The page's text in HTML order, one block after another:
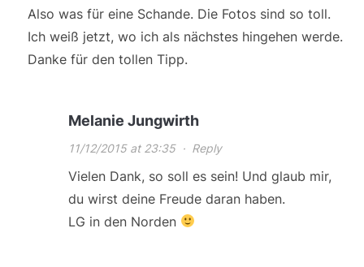
Also was für eine Schande. Die Fotos sind so toll.
Ich weiß jetzt, wo ich als nächstes hingehen werde.
Danke für den tollen Tipp.
Melanie Jungwirth
11/12/2015 at 23:35· Reply
Vielen Dank, so soll es sein! Und glaub mir,
du wirst deine Freude daran haben.
LG in den Norden